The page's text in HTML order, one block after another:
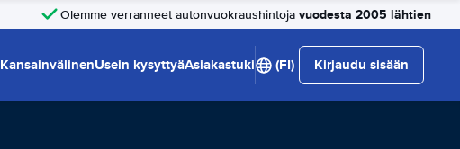
Olemme verranneet autonvuokraushintoja vuodesta 2005 lähtien
KansainvälinenUsein kysyttyäAsiakastuki (FI) Kirjaudu sisään